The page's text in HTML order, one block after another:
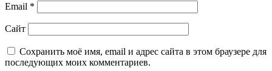
Email *
Сайт
Сохранить моё имя, email и адрес сайта в этом браузере для
последующих моих комментариев.